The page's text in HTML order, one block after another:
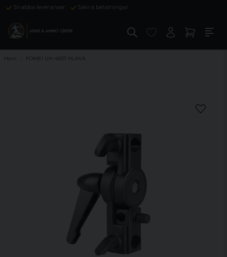
Snabba leveranser Säkra betalningar
Hem FOMEI UH-400T HLAVA